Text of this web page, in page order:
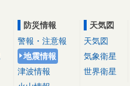
防災情報
警報・注意報
地震情報
津波情報
天気図
天気図
気象衛星
世界衛星